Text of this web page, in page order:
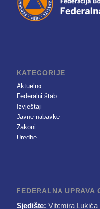
KATEGORIJE
Aktuelno
Federalni štab
Izvještaji
Javne nabavke
Zakoni
Uredbe
FEDERALNA UPRAVA
Sjedište: Vitomira Lukića